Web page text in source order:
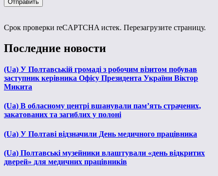
Срок проверки reCAPTCHA истек. Перезагрузите страницу.
Последние новости
(Ua) У Полтавській громаді з робочим візитом побував
заступник керівника Офісу Президента України Віктор
Микита
(Ua) В обласному центрі вшанували пам’ять страчених,
закатованих та загиблих у полоні
(Ua) У Полтаві відзначили День медичного працівника
(Ua) Полтавські музейники влаштували «день відкритих
дверей» для медичних працівників